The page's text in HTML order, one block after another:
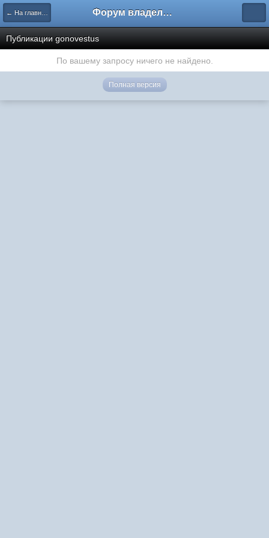
← На главную Форум владельцев интернет-магазинов
Публикации gonovestus
По вашему запросу ничего не найдено.
Полная версия